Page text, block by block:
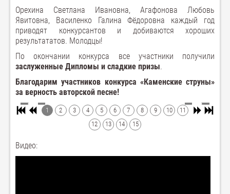
Орехина Светлана Ивановна, Агафонова Любовь
Явитовна, Василенко Галина Фёдоровна каждый год
приводят конкурсантов и добиваются хороших
результататов. Молодцы!
По окончании конкурса все участники получили
заслуженные Дипломы и сладкие призы.
Благодарим участников конкурса «Каменские струны»
за верность авторской песне!
1 2 3 4 5 6 7 8 9 10
11
12
13 14 15
Видео: